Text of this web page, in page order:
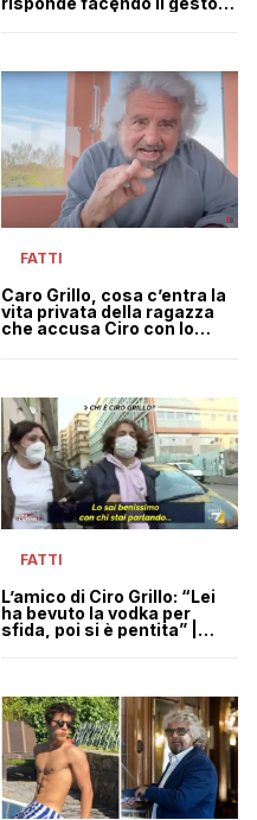
FATTI
Caro Grillo, cosa c’entra la
vita privata della ragazza
che accusa Ciro con lo
FATTI
L’amico di Ciro Grillo: “Lei
ha bevuto la vodka per
sfida, poi si è pentita” |